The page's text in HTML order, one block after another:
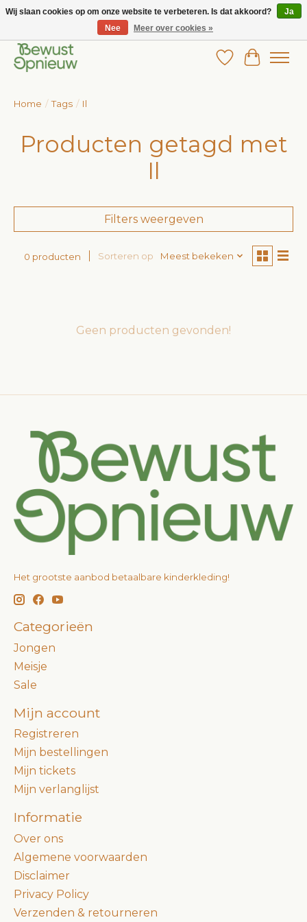
Wij bieden het grootste aanbod in betaalbare kinderkleding!
Verlanglijst
Home / Tags / Il
Producten getagd met
Il
Filters weergeven
0 producten Sorteren op Meest bekeken
Geen producten gevonden!
Het grootste aanbod betaalbare kinderkleding!
Categorieën
Jongen
Meisje
Sale
Mijn account
Registreren
Mijn bestellingen
Mijn tickets
Mijn verlanglijst
Informatie
Over ons
Algemene voorwaarden
Disclaimer
Privacy Policy
Verzenden & retourneren
Wij slaan cookies op om onze website te verbeteren. Is dat akkoord?
Ja
Nee
Meer over cookies »